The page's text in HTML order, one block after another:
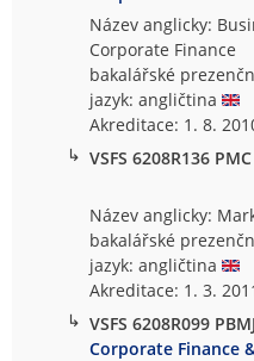
Název anglicky:
Corporate Finance
bakalářské
jazyk: angličtina
Akreditace: 1. 8.
↳ VSFS 6208R136 PMC
Název anglicky:
bakalářské
jazyk: angličtina
Akreditace: 1. 3.
↳ VSFS 6208R099 PBMJ
Corporate Finance